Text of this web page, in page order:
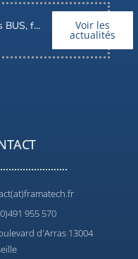
Framatech Voir les
actualités
955 570
d'Arras 13004